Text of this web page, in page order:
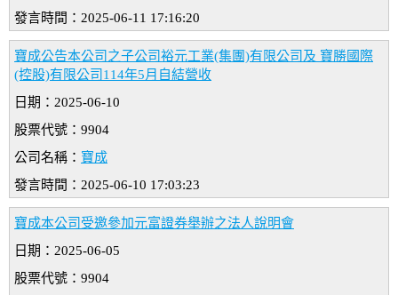
發言時間：2025-06-11 17:16:20
寶成公告本公司之子公司裕元工業(集團)有限公司及 寶勝國際
(控股)有限公司114年5月自結營收
日期：2025-06-10
股票代號：9904
公司名稱： 寶成
發言時間：2025-06-10 17:03:23
寶成本公司受邀參加元富證券舉辦之法人說明會
日期：2025-06-05
股票代號：9904